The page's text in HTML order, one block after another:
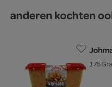
anderen kochten
175